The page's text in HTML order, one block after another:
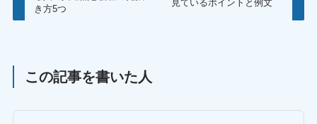
き方5つ
見ているポイントと例文
この記事を書いた人